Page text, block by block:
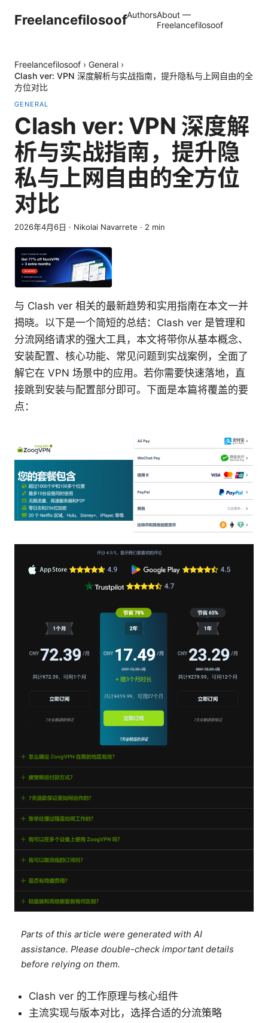
FreelancefilosoofAuthorsAbout —
Freelancefilosoof
Freelancefilosoof › General ›
Clash ver: VPN 深度解析与实战指南，提升隐私与上网自由的全
方位对比
GENERAL
Clash ver: VPN 深度解
析与实战指南，提升隐
私与上网自由的全方位
对比
2026年4月6日 · Nikolai Navarrete · 2 min
与 Clash ver 相关的最新趋势和实用指南在本文一并
揭晓。以下是一个简短的总结：Clash ver 是管理和
分流网络请求的强大工具，本文将带你从基本概念、
安装配置、核心功能、常见问题到实战案例，全面了
解它在 VPN 场景中的应用。若你需要快速落地，直
接跳到安装与配置部分即可。下面是本篇将覆盖的要
点：
Parts of this article were generated with AI
assistance. Please double-check important details
before relying on them.
Clash ver 的工作原理与核心组件
主流实现与版本对比，选择合适的分流策略